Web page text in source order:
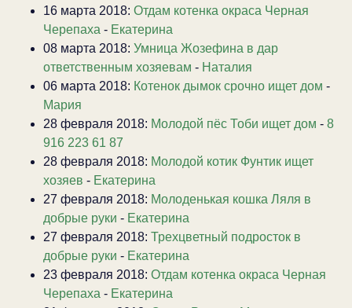
16 марта 2018: Отдам котенка окраса Черная
Черепаха - Екатерина
08 марта 2018: Умница Жозефина в дар
ответственным хозяевам - Наталия
06 марта 2018: Котенок дымок срочно ищет дом -
Мария
28 февраля 2018: Молодой пёс Тоби ищет дом - 8
916 223 61 87
28 февраля 2018: Молодой котик Фунтик ищет
хозяев - Екатерина
27 февраля 2018: Молоденькая кошка Ляля в
добрые руки - Екатерина
27 февраля 2018: Трехцветный подросток в
добрые руки - Екатерина
23 февраля 2018: Отдам котенка окраса Черная
Черепаха - Екатерина